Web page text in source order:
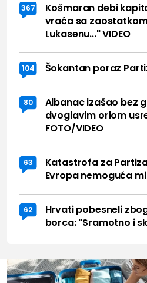
367
Košmaran debi
vraća sa
Lukasenu..." VIDEO
104 Šokantan poraz
80
Albanac izašao bez
dvoglavim orlom
FOTO/VIDEO
63
Katastrofa za
Evropa nemoguća
62
Hrvati pobesneli
borca: "Sramotno i